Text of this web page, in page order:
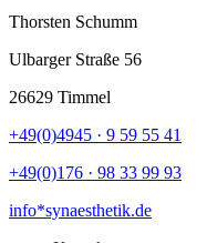
Thorsten Schumm
Ulbarger Straße 56
26629 Timmel
+49(0)4945 · 9 59 55 41
+49(0)176 · 98 33 99 93
info*synaesthetik.de